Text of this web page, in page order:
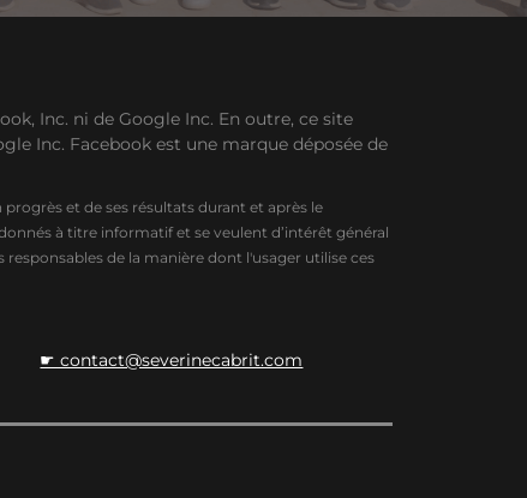
Inc. ni de Google Inc. En outre, ce site
Inc. Facebook est une marque déposée de
et de ses résultats durant et après le
à titre informatif et se veulent d’intérêt général
de la manière dont l'usager utilise ces
☛ contact@severinecabrit.com